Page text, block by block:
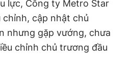
lực, Công ty Metro Star
cập nhật chủ
nhưng gặp vướng, chưa
chỉnh chủ trương đầu